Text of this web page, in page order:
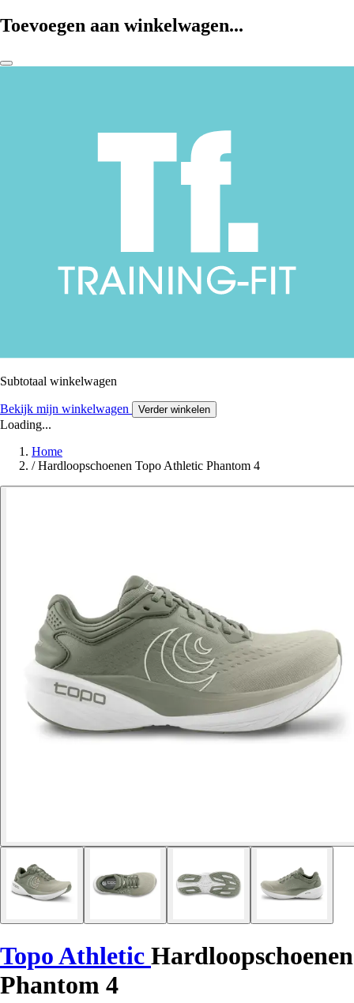
Toevoegen aan winkelwagen...
Subtotaal winkelwagen
Bekijk mijn winkelwagen Verder winkelen
Loading...
Home
/ Hardloopschoenen Topo Athletic Phantom 4
Topo Athletic Hardloopschoenen
Phantom 4